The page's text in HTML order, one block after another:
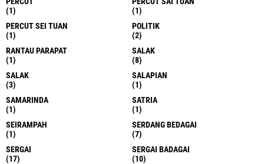
(1)
(1)
PERCUT SEI TUAN
(1)
POLITIK
(2)
RANTAU PARAPAT
(1)
SALAK
(8)
SALAK
(3)
SALAPIAN
(1)
SAMARINDA
(1)
SATRIA
(1)
SEIRAMPAH
(1)
SERDANG BEDAGAI
(7)
SERGAI
(17)
SERGAI BADAGAI
(10)